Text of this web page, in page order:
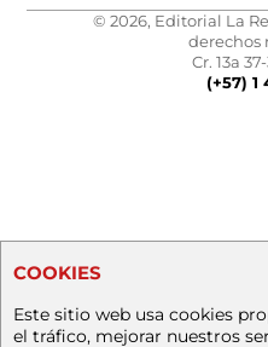
© 2026, Editorial La
derechos
Cr. 13a
(+57) 1
COOKIES
Este sitio web usa cookies
el tráfico, mejorar nuestros